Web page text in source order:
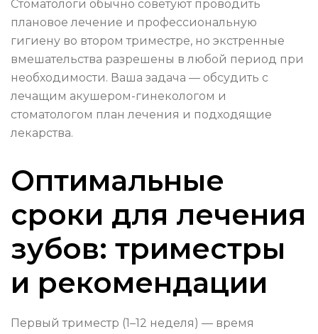
Стоматологи обычно советуют проводить
плановое лечение и профессиональную
гигиену во втором триместре, но экстренные
вмешательства разрешены в любой период при
необходимости. Ваша задача — обсудить с
лечащим акушером-гинекологом и
стоматологом план лечения и подходящие
лекарства.
Оптимальные
сроки для лечения
зубов: триместры
и рекомендации
Первый триместр (1–12 неделя) — время